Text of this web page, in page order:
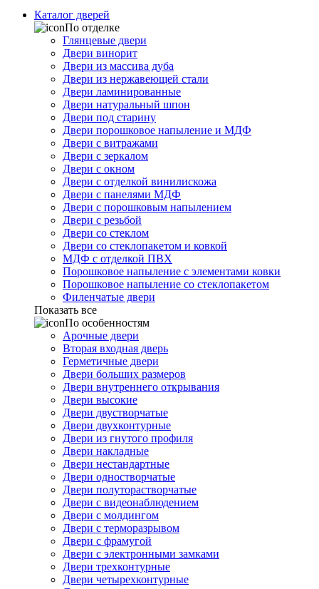
Каталог дверей
По отделке
Глянцевые двери
Двери винорит
Двери из массива дуба
Двери из нержавеющей стали
Двери ламинированные
Двери натуральный шпон
Двери под старину
Двери порошковое напыление и МДФ
Двери с витражами
Двери с зеркалом
Двери с окном
Двери с отделкой винилискожа
Двери с панелями МДФ
Двери с порошковым напылением
Двери с резьбой
Двери со стеклом
Двери со стеклопакетом и ковкой
МДФ с отделкой ПВХ
Порошковое напыление с элементами ковки
Порошковое напыление со стеклопакетом
Филенчатые двери
Показать все
По особенностям
Арочные двери
Вторая входная дверь
Герметичные двери
Двери больших размеров
Двери внутреннего открывания
Двери высокие
Двери двустворчатые
Двери двухконтурные
Двери из гнутого профиля
Двери накладные
Двери нестандартные
Двери одностворчатые
Двери полуторастворчатые
Двери с видеонаблюдением
Двери с молдингом
Двери с терморазрывом
Двери с фрамугой
Двери с электронными замками
Двери трехконтурные
Двери четырехконтурные